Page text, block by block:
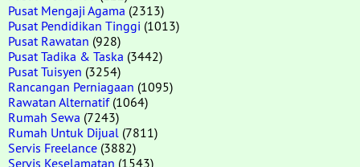
Pusat Mengaji Agama (2313)
Pusat Pendidikan Tinggi (1013)
Pusat Rawatan (928)
Pusat Tadika & Taska (3442)
Pusat Tuisyen (3254)
Rancangan Perniagaan (1095)
Rawatan Alternatif(1064)
Rumah Sewa (7243)
Rumah Untuk Dijual (7811)
Servis Freelance (3882)
Servis Keselamatan (1543)